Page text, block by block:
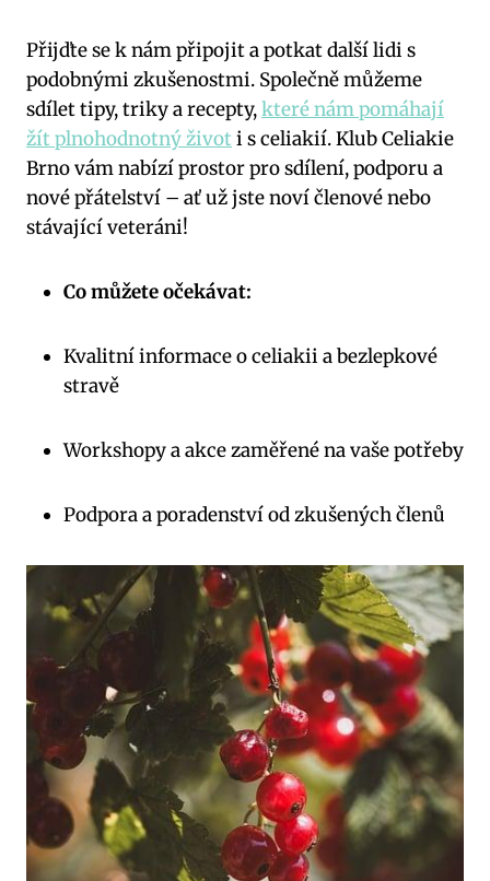
Přijďte se k nám připojit a potkat další lidi s
podobnými zkušenostmi. Společně můžeme
sdílet tipy, triky a recepty,které nám pomáhají
žít plnohodnotný život i s celiakií. Klub Celiakie
Brno vám nabízí prostor pro sdílení, podporu a
nové přátelství – ať už jste noví členové nebo
stávající veteráni!
Co můžete očekávat:
Kvalitní informace o celiakii a bezlepkové
stravě
Workshopy a akce zaměřené na vaše potřeby
Podpora a poradenství od zkušených členů